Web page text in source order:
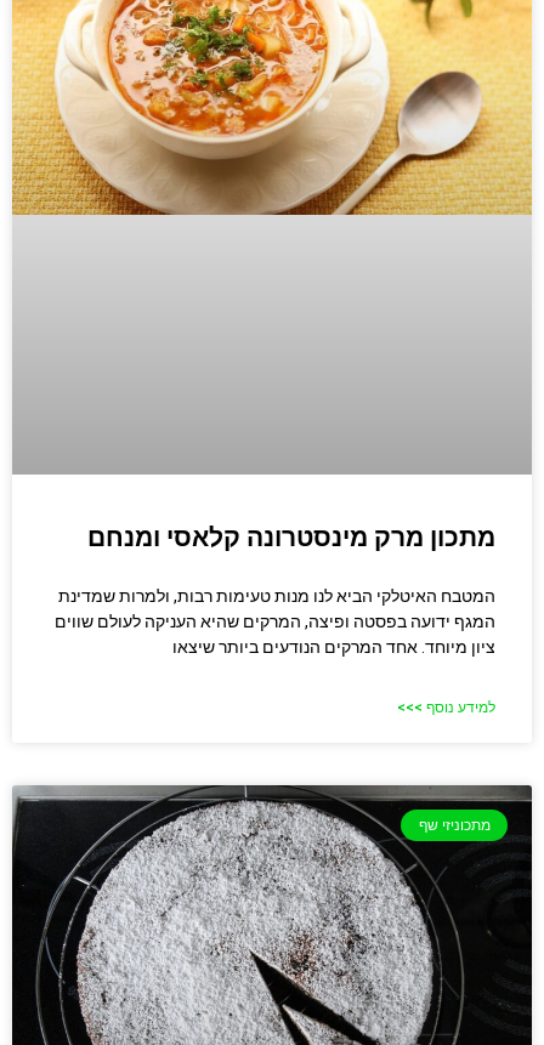
מתכון מרק מינסטרונה קלאסי ומנחם
המטבח האיטלקי הביא לנו מנות טעימות רבות, ולמרות שמדינת
המגף ידועה בפסטה ופיצה, המרקים שהיא העניקה לעולם שווים
ציון מיוחד. אחד המרקים הנודעים ביותר שיצאו
למידע נוסף >>>
מתכוניזי שף